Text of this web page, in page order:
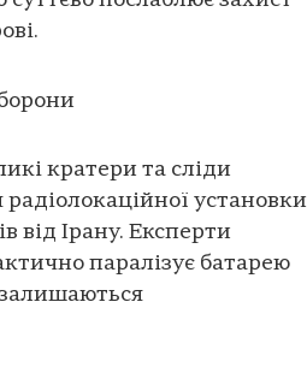
кратери та сліди
установки
від Ірану. Експерти
паралізує батарею
залишаються